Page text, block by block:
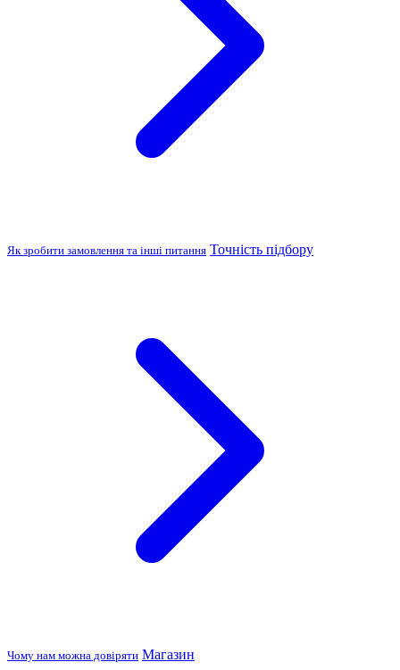
Як зробити замовлення та інші питання Точність підбору
Чому нам можна довіряти Магазин